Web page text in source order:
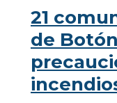
21
de